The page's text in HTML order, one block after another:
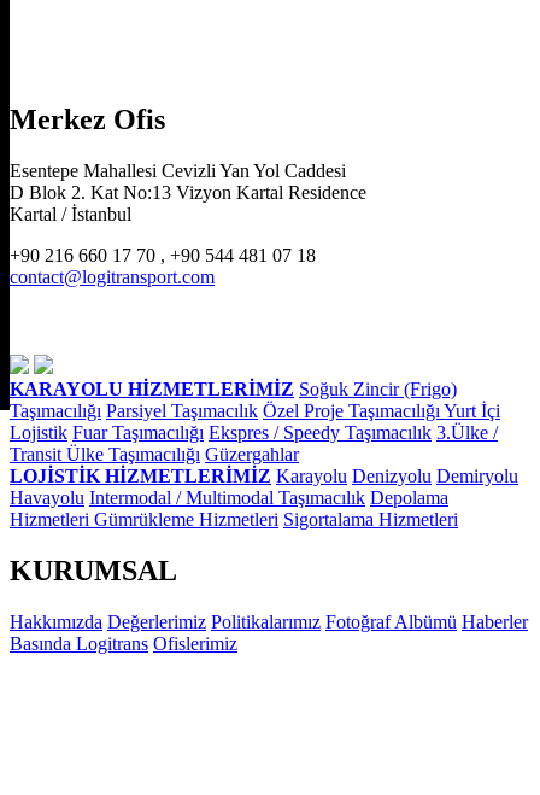
Merkez Ofis
Esentepe Mahallesi Cevizli Yan Yol Caddesi
D Blok 2. Kat No:13 Vizyon Kartal Residence
Kartal / İstanbul
+90 216 660 17 70 , +90 544 481 07 18
contact@logitransport.com
KARAYOLU HİZMETLERİMİZ Soğuk Zincir (Frigo)
Taşımacılığı Parsiyel Taşımacılık Özel Proje Taşımacılığı Yurt İçi
Lojistik Fuar Taşımacılığı Ekspres / Speedy Taşımacılık 3.Ülke /
Transit Ülke Taşımacılığı Güzergahlar
LOJİSTİK HİZMETLERİMİZ Karayolu Denizyolu Demiryolu
Havayolu Intermodal / Multimodal Taşımacılık Depolama
Hizmetleri Gümrükleme Hizmetleri Sigortalama Hizmetleri
KURUMSAL
Hakkımızda Değerlerimiz Politikalarımız Fotoğraf Albümü Haberler
Basında Logitrans Ofislerimiz